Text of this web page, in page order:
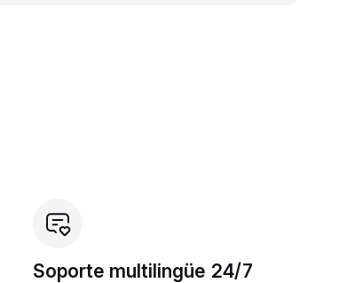
Soporte multilingüe 24/7